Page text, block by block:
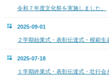
令和７年度文化祭を実施しました。
2025-09-01
２学期始業式・表彰伝達式・模範生
2025-07-18
１学期終業式・表彰伝達式・壮行会